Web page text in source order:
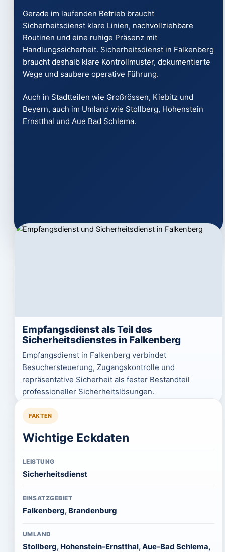
Gerade im laufenden Betrieb braucht
Sicherheitsdienst klare Linien, nachvollziehbare
Routinen und eine ruhige Präsenz mit
Handlungssicherheit. Sicherheitsdienst in Falkenberg
braucht deshalb klare Kontrollmuster, dokumentierte
Wege und saubere operative Führung.
Auch in Stadtteilen wie Großrössen, Kiebitz und
Beyern, auch im Umland wie Stollberg, Hohenstein
Ernstthal und Aue Bad Schlema.
Empfangsdienst als Teil des
Sicherheitsdienstes in Falkenberg
Empfangsdienst in Falkenberg verbindet
Besuchersteuerung, Zugangskontrolle und
repräsentative Sicherheit als fester Bestandteil
professioneller Sicherheitslösungen.
FAKTEN
Wichtige Eckdaten
LEISTUNG
Sicherheitsdienst
EINSATZGEBIET
Falkenberg, Brandenburg
UMLAND
Stollberg, Hohenstein-Ernstthal, Aue-Bad Schlema,